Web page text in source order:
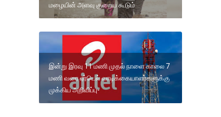
மழையின் அளவு குறைய கூடும்
இன்று இரவு 11 மணி முதல் நாளை காலை 7
மணி வரை ஏர்டெல் வாடிக்கையாளர்களுக்கு
முக்கிய அறிவிப்பு-